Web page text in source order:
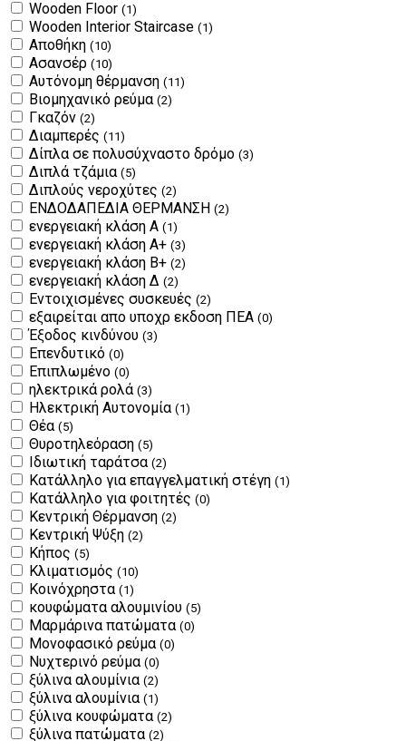
Wooden Floor (1)
Wooden Interior Staircase (1)
Αποθήκη (10)
Ασανσέρ (10)
Αυτόνομη θέρμανση (11)
Βιομηχανικό ρεύμα (2)
Γκαζόν (2)
Διαμπερές (11)
Δίπλα σε πολυσύχναστο δρόμο (3)
Διπλά τζάμια (5)
Διπλούς νεροχύτες (2)
ΕΝΔΟΔΑΠΕΔΙΑ ΘΕΡΜΑΝΣΗ (2)
ενεργειακή κλάση Α (1)
ενεργειακή κλάση Α+ (3)
ενεργειακή κλάση Β+ (2)
ενεργειακή κλάση Δ (2)
Εντοιχισμένες συσκευές (2)
εξαιρείται απο υποχρ εκδοση ΠΕΑ (0)
Έξοδος κινδύνου (3)
Επενδυτικό (0)
Επιπλωμένο (0)
ηλεκτρικά ρολά (3)
Ηλεκτρική Αυτονομία (1)
Θέα (5)
Θυροτηλεόραση (5)
Ιδιωτική ταράτσα (2)
Κατάλληλο για επαγγελματική στέγη (1)
Κατάλληλο για φοιτητές (0)
Κεντρική Θέρμανση (2)
Κεντρική Ψύξη (2)
Κήπος (5)
Κλιματισμός (10)
Κοινόχρηστα (1)
κουφώματα αλουμινίου (5)
Μαρμάρινα πατώματα (0)
Μονοφασικό ρεύμα (0)
Νυχτερινό ρεύμα (0)
ξύλινα αλουμίνια (2)
ξύλινα αλουμίνια (1)
ξύλινα κουφώματα (2)
ξύλινα πατώματα (2)